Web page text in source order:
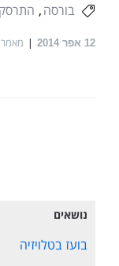
בורסה
12 אפר 2014
נושאים
בועז בטלויזיה